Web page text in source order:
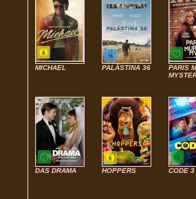
MICHAEL PALÄSTINA 36
PARIS
DAS DRAMA HOPPERS CODE 3